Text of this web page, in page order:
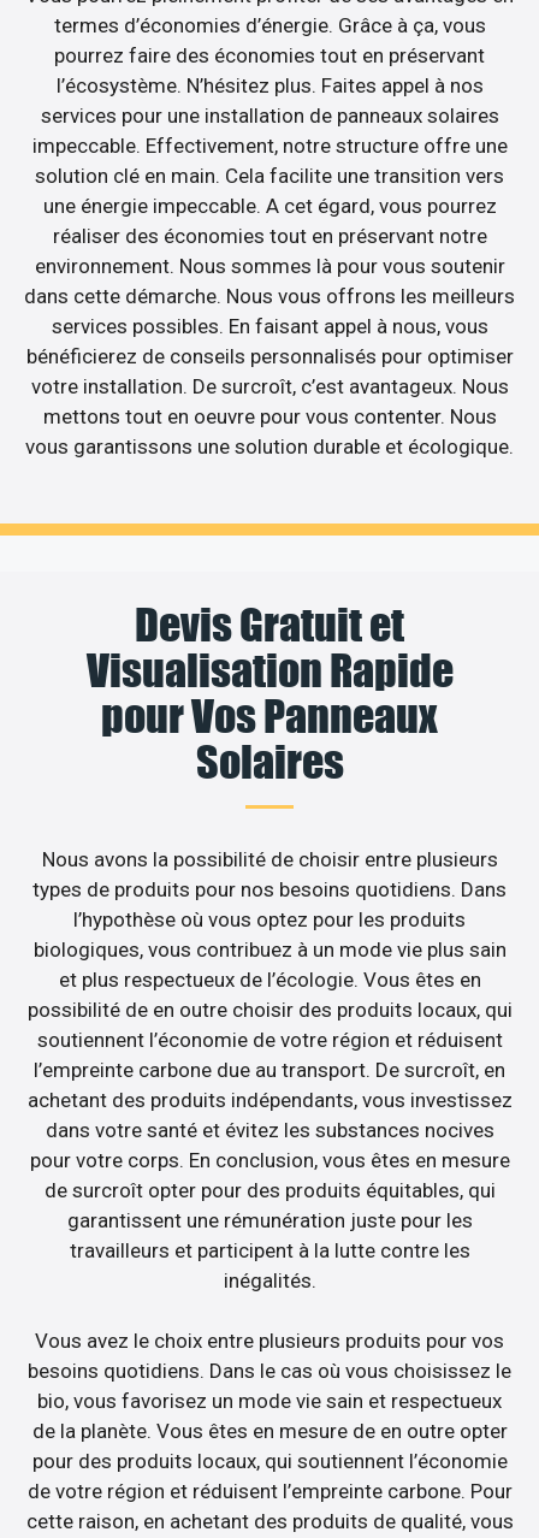
termes d’économies d’énergie. Grâce à ça, vous
pourrez faire des économies tout en préservant
l’écosystème. N’hésitez plus. Faites appel à nos
services pour une installation de panneaux solaires
impeccable. Effectivement, notre structure offre une
solution clé en main. Cela facilite une transition vers
une énergie impeccable. A cet égard, vous pourrez
réaliser des économies tout en préservant notre
environnement. Nous sommes là pour vous soutenir
dans cette démarche. Nous vous offrons les meilleurs
services possibles. En faisant appel à nous, vous
bénéficierez de conseils personnalisés pour optimiser
votre installation. De surcroît, c’est avantageux. Nous
mettons tout en oeuvre pour vous contenter. Nous
vous garantissons une solution durable et écologique.
Devis Gratuit et
Visualisation Rapide
pour Vos Panneaux
Solaires
Nous avons la possibilité de choisir entre plusieurs
types de produits pour nos besoins quotidiens. Dans
l’hypothèse où vous optez pour les produits
biologiques, vous contribuez à un mode vie plus sain
et plus respectueux de l’écologie. Vous êtes en
possibilité de en outre choisir des produits locaux, qui
soutiennent l’économie de votre région et réduisent
l’empreinte carbone due au transport. De surcroît, en
achetant des produits indépendants, vous investissez
dans votre santé et évitez les substances nocives
pour votre corps. En conclusion, vous êtes en mesure
de surcroît opter pour des produits équitables, qui
garantissent une rémunération juste pour les
travailleurs et participent à la lutte contre les
inégalités.
Vous avez le choix entre plusieurs produits pour vos
besoins quotidiens. Dans le cas où vous choisissez le
bio, vous favorisez un mode vie sain et respectueux
de la planète. Vous êtes en mesure de en outre opter
pour des produits locaux, qui soutiennent l’économie
de votre région et réduisent l’empreinte carbone. Pour
cette raison, en achetant des produits de qualité, vous